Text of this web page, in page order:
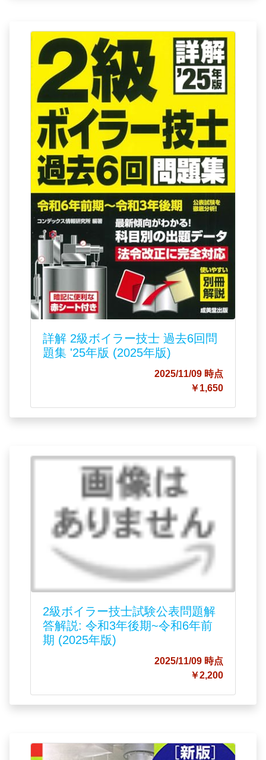
詳解 2級ボイラー技士 過去6回問
題集 '25年版 (2025年版)
2025/11/09 時点
￥1,650
2級ボイラー技士試験公表問題解
答解説: 令和3年後期~令和6年前
期 (2025年版)
2025/11/09 時点
￥2,200